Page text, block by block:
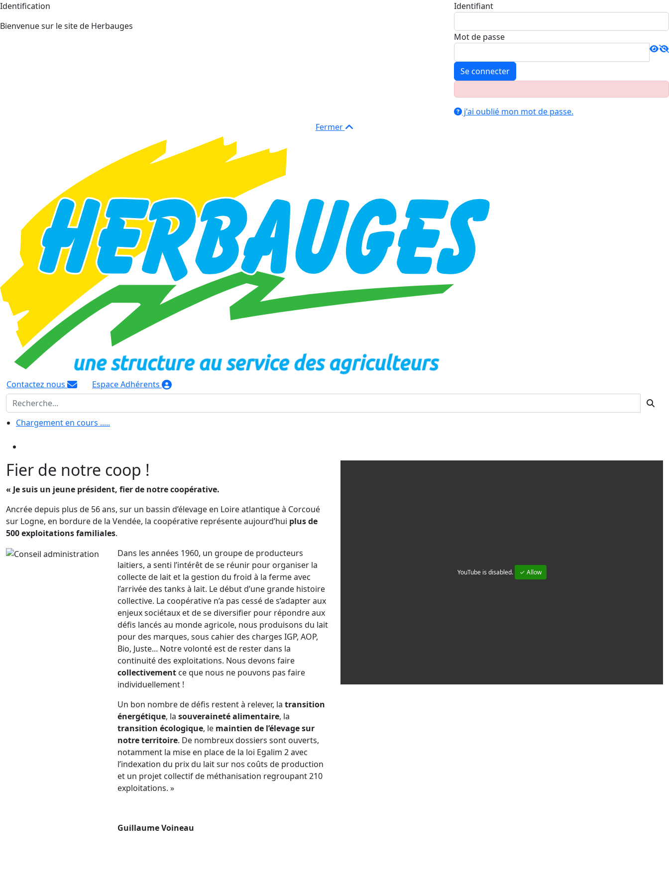
Identification
Bienvenue sur le site de Herbauges
Identifiant
Mot de passe
Se connecter
j'ai oublié mon mot de passe.
Fermer
Contactez nous Espace Adhérents
Chargement en cours .....
Fier de notre coop !
« Je suis un jeune président, fier de notre coopérative.
Ancrée depuis plus de 56 ans, sur un bassin d’élevage en Loire atlantique à Corcoué
sur Logne, en bordure de la Vendée, la coopérative représente aujourd’hui plus de
500 exploitations familiales.
Dans les années 1960, un groupe de producteurs
laitiers, a senti l’intérêt de se réunir pour organiser la
collecte de lait et la gestion du froid à la ferme avec
l’arrivée des tanks à lait. Le début d’une grande histoire
collective. La coopérative n’a pas cessé de s’adapter aux
enjeux sociétaux et de se diversifier pour répondre aux
défis lancés au monde agricole, nous produisons du lait
pour des marques, sous cahier des charges IGP, AOP,
Bio, Juste... Notre volonté est de rester dans la
continuité des exploitations. Nous devons faire
collectivement ce que nous ne pouvons pas faire
individuellement !
Un bon nombre de défis restent à relever, la transition
énergétique, la souveraineté alimentaire, la
transition écologique, le maintien de l’élevage sur
notre territoire. De nombreux dossiers sont ouverts,
notamment la mise en place de la loi Egalim 2 avec
l’indexation du prix du lait sur nos coûts de production
et un projet collectif de méthanisation regroupant 210
exploitations. »
Guillaume Voineau
YouTube is disabled. ✓ Allow